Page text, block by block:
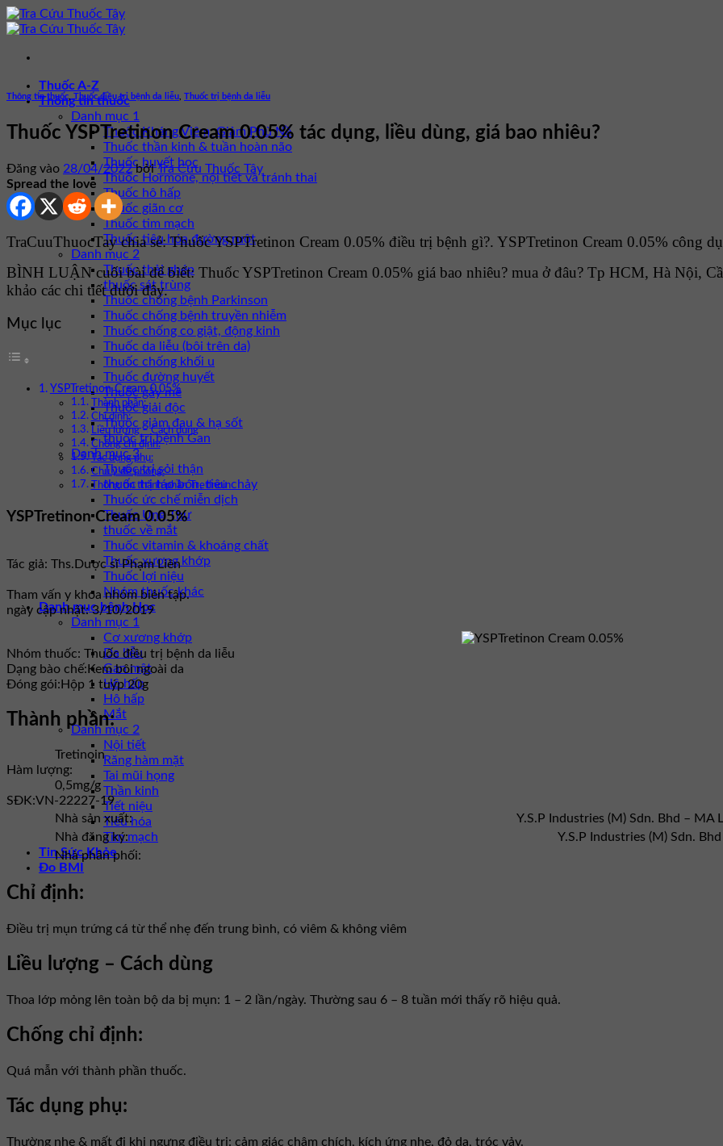
Bỏ
qua
dung
Thuốc A-Z
Thông tin thuốc
Danh mục 1
Thuốc Kháng Viêm, Giảm Phù Nề
Thuốc thần kinh & tuần hoàn não
Thuốc huyết học
Thuốc Hormone, nội tiết và tránh thai
Thuốc hô hấp
Thuốc giãn cơ
Thuốc tim mạch
Thuốc tiêu hóa đường ruột
Danh mục 2
Thuốc thải ghép
thuốc sát trùng
Thuốc chống bệnh Parkinson
Thuốc chống bệnh truyền nhiễm
Thuốc chống co giật, động kinh
Thuốc da liễu (bôi trên da)
Thuốc chống khối u
Thuốc đường huyết
Thuốc gây mê
Thuốc giải độc
Thuốc giảm đau & hạ sốt
thuốc trị bệnh Gan
Danh mục 3
Thuốc trị sỏi thận
thuốc trị táo bón, tiêu chảy
Thuốc ức chế miễn dịch
Thuốc Ung Thư
thuốc về mắt
Thuốc vitamin & khoáng chất
Thuốc xương khớp
Thuốc lợi niệu
Nhóm thuốc khác
Danh mục bệnh Học
Danh mục 1
Cơ xương khớp
Da liễu
Gan mật
Hô hấp
Hô hấp
Mắt
Danh mục 2
Nội tiết
Răng hàm mặt
Tai mũi họng
Thần kinh
Tiết niệu
Tiêu hóa
Tim mạch
Tin Sức Khỏe
Đo BMI
Thông tin thuốc Thuốc điều trị bệnh da liễu Thuốc trị bệnh da liễu
Thuốc YSPTretinon Cream 0.05% tác dụng, liều dùng, giá bao nhiêu?
Đăng vào 28/04/2022 bởiTra Cứu Thuốc Tây
Spread the love
TraCuuThuocTay chia sẻ: Thuốc YSPTretinon Cream 0.05% điều trị bệnh gì?. YSPTretinon Cream 0.05% công
BÌNH LUẬN cuối bài để biết: Thuốc YSPTretinon Cream 0.05% giá bao nhiêu? mua ở đâu? Tp HCM, Hà Nội,
khảo các chi tiết dưới đây.
Mục lục
YSPTretinon Cream 0.05%
Thành phần:
Chỉ định:
Liều lượng – Cách dùng
Chống chỉ định:
Tác dụng phụ:
Chú ý đề phòng:
Thông tin thành phần Tretinoin
YSPTretinon Cream 0.05%
Tác giả: Ths.Dược sĩ Phạm Liên
Tham vấn y khoa nhóm biên tập.
ngày cập nhật: 3/10/2019
Nhóm thuốc: Thuốc điều trị bệnh da liễu
Dạng bào chế: Kem bôi ngoài da
Đóng gói: Hộp 1 tuýp 20g
Thành phần:
Tretinoin
Hàm lượng:
0,5mg/g
SĐK:VN-22227-19
Nhà sản xuất:
Y.S.P Industries (M) Sdn. Bhd – MA
Nhà đăng ký:
Y.S.P Industries (M) Sdn. Bhd
Nhà phân phối:
Chỉ định:
Điều trị mụn trứng cá từ thể nhẹ đến trung bình, có viêm & không viêm
Liều lượng – Cách dùng
Thoa lớp mỏng lên toàn bộ da bị mụn: 1 – 2 lần/ngày. Thường sau 6 – 8 tuần mới thấy rõ hiệu quả.
Chống chỉ định:
Quá mẫn với thành phần thuốc.
Tác dụng phụ:
Thường nhẹ & mất đi khi ngưng điều trị: cảm giác châm chích, kích ứng nhẹ, đỏ da, tróc vảy.